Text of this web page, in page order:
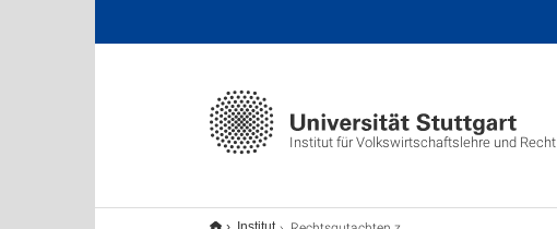
Institut für Volkswirtschaftslehre und Recht